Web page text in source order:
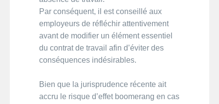
Par conséquent, il est conseillé aux
employeurs de réfléchir attentivement
avant de modifier un élément essentiel
du contrat de travail afin d’éviter des
conséquences indésirables.
Bien que la jurisprudence récente ait
accru le risque d’effet boomerang en cas